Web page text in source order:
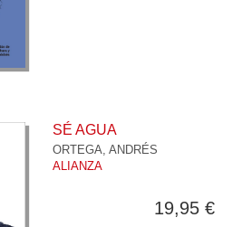
SÉ AGUA
ORTEGA, ANDRÉS
ALIANZA
19,95 €